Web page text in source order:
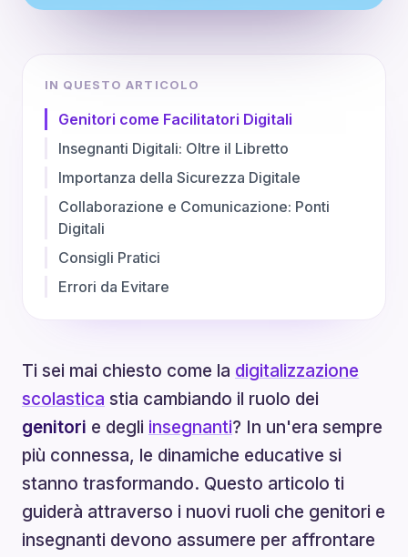
IN QUESTO ARTICOLO
Genitori come Facilitatori Digitali
Insegnanti Digitali: Oltre il Libretto
Importanza della Sicurezza Digitale
Collaborazione e Comunicazione: Ponti
Digitali
Consigli Pratici
Errori da Evitare
Ti sei mai chiesto come la digitalizzazione
scolastica stia cambiando il ruolo dei
genitori e degli insegnanti? In un'era sempre
più connessa, le dinamiche educative si
stanno trasformando. Questo articolo ti
guiderà attraverso i nuovi ruoli che genitori e
insegnanti devono assumere per affrontare